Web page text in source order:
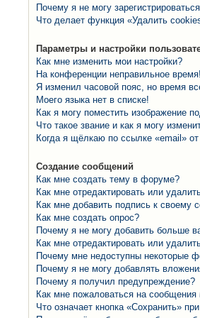
Почему я не могу
Что делает функция «Удалить
Параметры и настройки
Как мне изменить мои настройки?
На конференции неправильное время!
Я изменил часовой пояс, но время
Моего языка нет в списке!
Как я могу поместить изображение
Что такое звание и как я могу
Когда я щёлкаю по ссылке «email»
Создание сообщений
Как мне создать тему в форуме?
Как мне отредактировать или
Как мне добавить подпись к своему
Как мне создать опрос?
Почему я не могу добавить больше
Как мне отредактировать или
Почему мне недоступны некоторые
Почему я не могу добавлять
Почему я получил предупреждение?
Как мне пожаловаться на сообщения
Что означает кнопка «Сохранить»